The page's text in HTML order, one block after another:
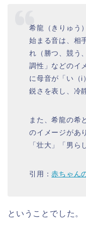
希龍（きりゅう
始まる音は、相
れ（勝つ、競う
調性」などのイ
に母音が「い（i
鋭さを表し、冷
また、希龍の希
のイメージがあ
「壮大」「男ら
引用：赤ちゃん
ということでした。